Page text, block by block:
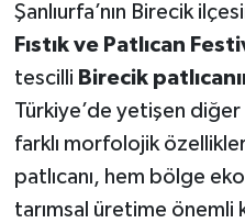
Şanlıurfa’nın Birecik
Fıstık ve Patlıcan
tescilli Birecik
Türkiye’de yetişen
farklı morfolojik
patlıcanı, hem bölge
tarımsal üretime önemli